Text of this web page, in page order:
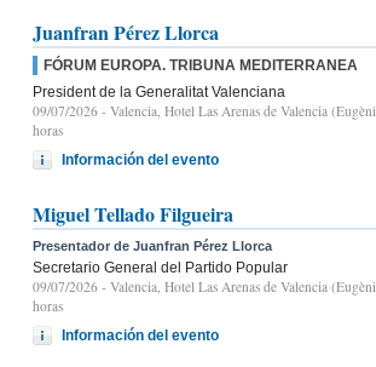
Juanfran Pérez Llorca
FÓRUM EUROPA. TRIBUNA MEDITERRANEA
President de la Generalitat Valenciana
09/07/2026 - Valencia, Hotel Las Arenas de Valencia
horas
Información del evento
Miguel Tellado Filgueira
Presentador de Juanfran Pérez Llorca
Secretario General del Partido Popular
09/07/2026 - Valencia, Hotel Las Arenas de Valencia
horas
Información del evento